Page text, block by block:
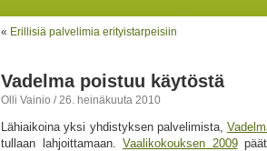
« Erillisiä palvelimia erityistarpeisiin
Vadelma poistuu käytöstä
Olli Vainio / 26. heinäkuuta 2010
Lähiaikoina yksi yhdistyksen palvelimista,
tullaan lahjoittamaan. Vaalikokouksen 2009